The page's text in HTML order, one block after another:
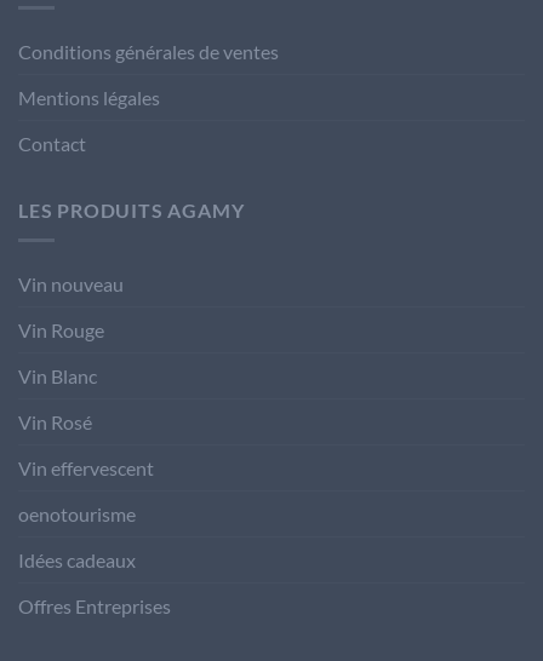
Conditions générales de ventes
Mentions légales
Contact
LES PRODUITS AGAMY
Vin nouveau
Vin Rouge
Vin Blanc
Vin Rosé
Vin effervescent
oenotourisme
Idées cadeaux
Offres Entreprises